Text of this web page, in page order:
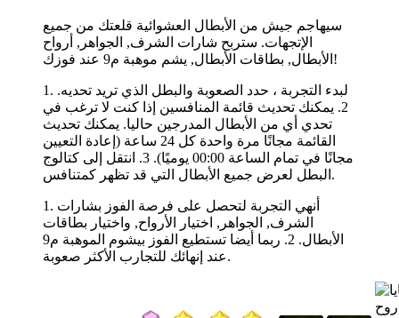
سيهاجم جيش من الأبطال العشوائية قلعتك من جميع
الإتجهات. ستربح شارات الشرف, الجواهر, أرواح
الأبطال, بطاقات الأبطال, يشم موهبة م9 عند فوزك!
1. لبدء التجربة ، حدد الصعوبة والبطل الذي تريد تحديه.
2. يمكنك تحديث قائمة المنافسين إذا كنت لا ترغب في
تحدي أي من الأبطال المدرجين حاليا. يمكنك تحديث
القائمة مجانًا مرة واحدة كل 24 ساعة (إعادة التعيين
مجانًا في تمام الساعة 00:00 يوميًا). 3. انتقل إلى كتالوج
البطل لعرض جميع الأبطال التي قد تظهر كمتنافس.
1. أنهي التجربة لتحصل على فرصة الفوز بشارات
الشرف, الجواهر, اختيار الأرواح, واختيار بطاقات
الأبطال. 2. ربما أيضا تستطيع الفوز بيشوم الموهبة م9
عند إنهائك للتجارب الأكثر صعوبة.